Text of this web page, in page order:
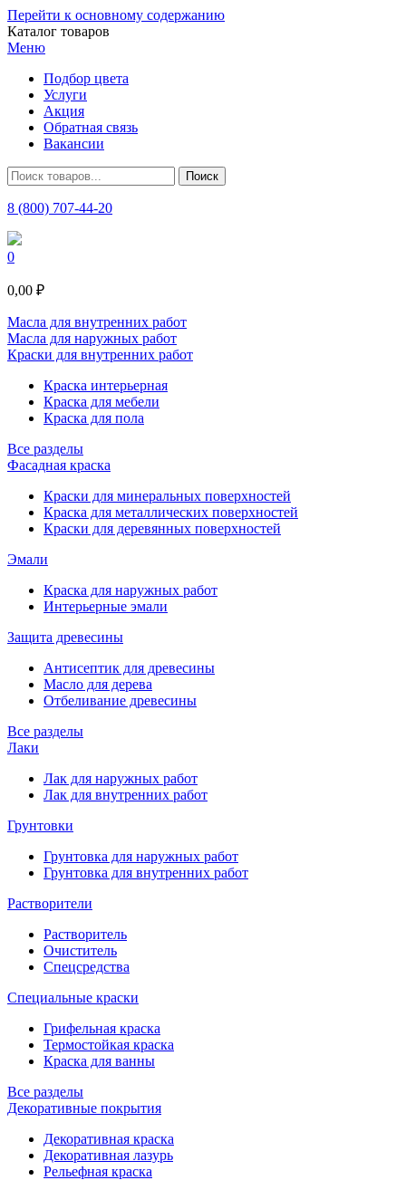
Перейти к основному содержанию
Каталог товаров
Меню
Подбор цвета
Услуги
Акция
Обратная связь
Вакансии
8 (800) 707-44-20
0
0,00 ₽
Масла для внутренних работ
Масла для наружных работ
Краски для внутренних работ
Краска интерьерная
Краска для мебели
Краска для пола
Все разделы
Фасадная краска
Краски для минеральных поверхностей
Краска для металлических поверхностей
Краски для деревянных поверхностей
Эмали
Краска для наружных работ
Интерьерные эмали
Защита древесины
Антисептик для древесины
Масло для дерева
Отбеливание древесины
Все разделы
Лаки
Лак для наружных работ
Лак для внутренних работ
Грунтовки
Грунтовка для наружных работ
Грунтовка для внутренних работ
Растворители
Растворитель
Очиститель
Спецсредства
Специальные краски
Грифельная краска
Термостойкая краска
Краска для ванны
Все разделы
Декоративные покрытия
Декоративная краска
Декоративная лазурь
Рельефная краска